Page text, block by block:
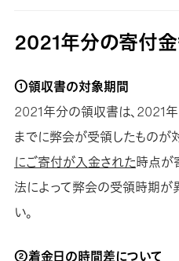
2021年分の寄付
①領収書の対象期間
2021年分の領収書は、2021
までに弊会が受領したものが
にご寄付が入金された時点が
法によって弊会の受領時期が
い。
②着金日の時間差について